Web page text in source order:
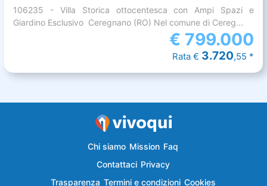
106235 - Villa Storica ottocentesca con Ampi Spazi e
Giardino Esclusivo  Ceregnano (RO) Nel comune di Cereg...
€ 799.000
Rata € 3.720,55 *
Chi siamo Mission Faq
Contattaci Privacy
Trasparenza Termini e condizioni Cookies